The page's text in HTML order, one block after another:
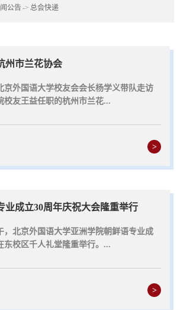
公告-> 总会快递
州市兰花协会
京外国语大学校友会会长杨学义带队走访
校友王益任职的杭州市兰花...
>
业成立30周年庆祝大会隆重举行
，北京外国语大学亚洲学院朝鲜语专业成
东校区千人礼堂隆重举行。...
>